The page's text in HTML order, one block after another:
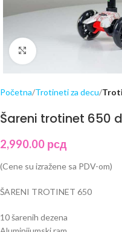
Click to enlarge
Početna Trotineti za decu
Šareni trotinet 650
2,990.00 рсд
(Cene su izražene sa PDV-om)
ŠARENI TROTINET 650
10 šarenih dezena